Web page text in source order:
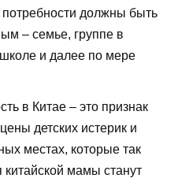
должны быть
– семье, группе в
школе и далее по мере
в Китае – это признак
детских истерик и
местах, которые так
мамы станут